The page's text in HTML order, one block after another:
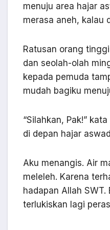
menuju area hajar
merasa aneh, kalau
Ratusan orang
dan seolah-olah
kepada pemuda
mudah bagiku
“Silahkan, Pak!”
di depan hajar
Aku menangis. Air
meleleh. Karena
hadapan Allah SWT.
terlukiskan lagi